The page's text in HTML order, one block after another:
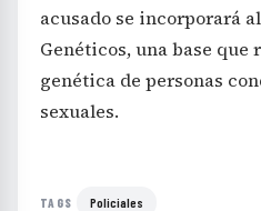
acusado se incorporará
Genéticos, una base
genética de personas
sexuales.
TAGS Policiales